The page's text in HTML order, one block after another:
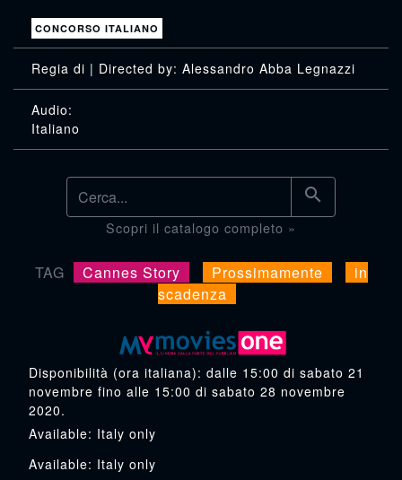
CONCORSO ITALIANO
: Alessandro Abba Legnazzi
search
Scopri il catalogo completo »
TAG Cannes Story Prossimamente
in
scadenza
Disponibilità (ora italiana): dalle 15:00 di sabato 21
novembre fino alle 15:00 di sabato 28 novembre
2020.
Italy only
Italy only